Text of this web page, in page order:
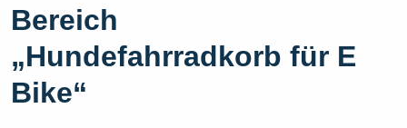
Bereich
„Hundefahrradkorb für E
Bike“